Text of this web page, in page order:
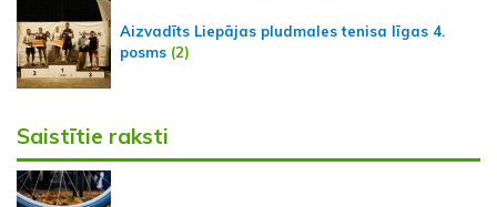
Aizvadīts Liepājas pludmales tenisa līgas 4.
posms (2)
Saistītie raksti